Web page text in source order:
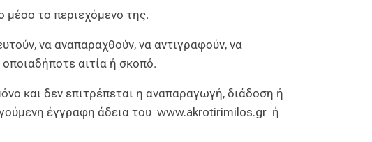
μέσο το περιεχόμενο της.
να αναπαραχθούν, να αντιγραφούν, να
αιτία ή σκοπό.
και δεν επιτρέπεται η αναπαραγωγή, διάδοση ή
έγγραφη άδεια του www.akrotirimilos.gr ή